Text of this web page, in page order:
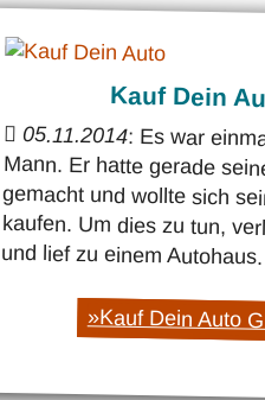
Kauf Dein
05.11.2014: Es war
Mann. Er hatte gerade
gemacht und wollte
kaufen. Um dies zu
und lief zu einem Autohaus.
»Kauf Dein Auto